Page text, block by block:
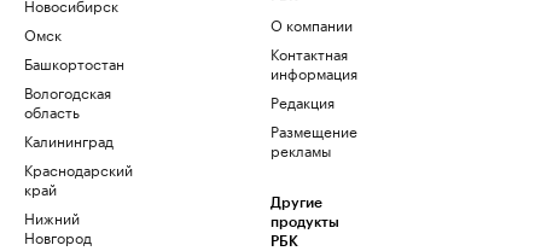
Новосибирск
Омск
Башкортостан
Вологодская
область
Калининград
Краснодарский
край
Нижний
Новгород
О компании
Контактная
информация
Редакция
Размещение
рекламы
Другие
продукты
РБК